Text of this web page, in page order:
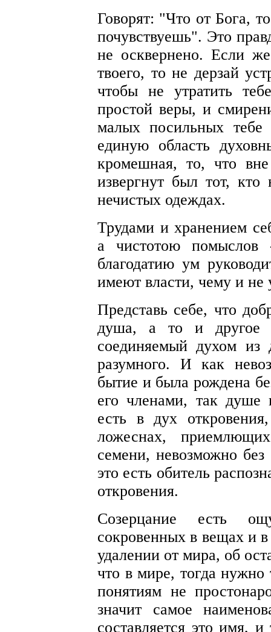
Говорят: "Что от Бога,
почувствуешь". Это
не осквернено. Если
твоего, то не дерзай
чтобы не утратить
простой веры, и
малых посильных
единую область
кромешная, то, что
извергнут был тот,
нечистых одеждах.
Трудами и хранением
а чистотою
благодатию ум
имеют власти, чему и не
Представь себе, что
душа, а то и другое
соединяемый духом из
разумного. И как
бытие и была рождена
его членами, так душе
есть в дух
ложеснах,
семени, невозможно
это есть обитель
откровения.
Созерцание есть
сокровенных в вещах и
удалении от мира, об
что в мире, тогда нужно
понятиям не
значит самое
составляется это имя,